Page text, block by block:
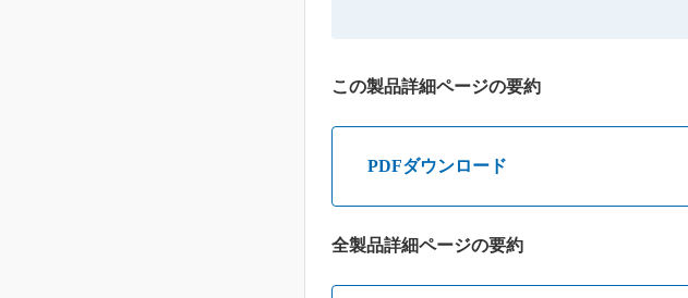
この製品詳細ページの要約
PDFダウンロード
全製品詳細ページの要約